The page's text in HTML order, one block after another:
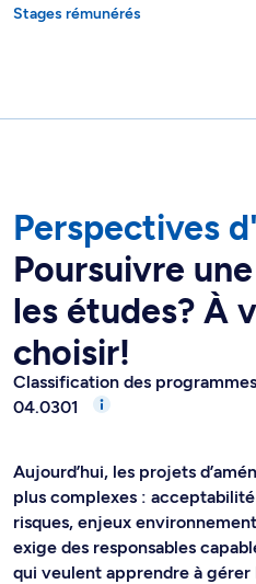
Stages rémunérés
Perspectives
Poursuivre
les études? À
choisir!
Classification des
04.0301
Aujourd’hui, les projets
plus complexes :
risques, enjeux
exige des responsables
qui veulent apprendre à